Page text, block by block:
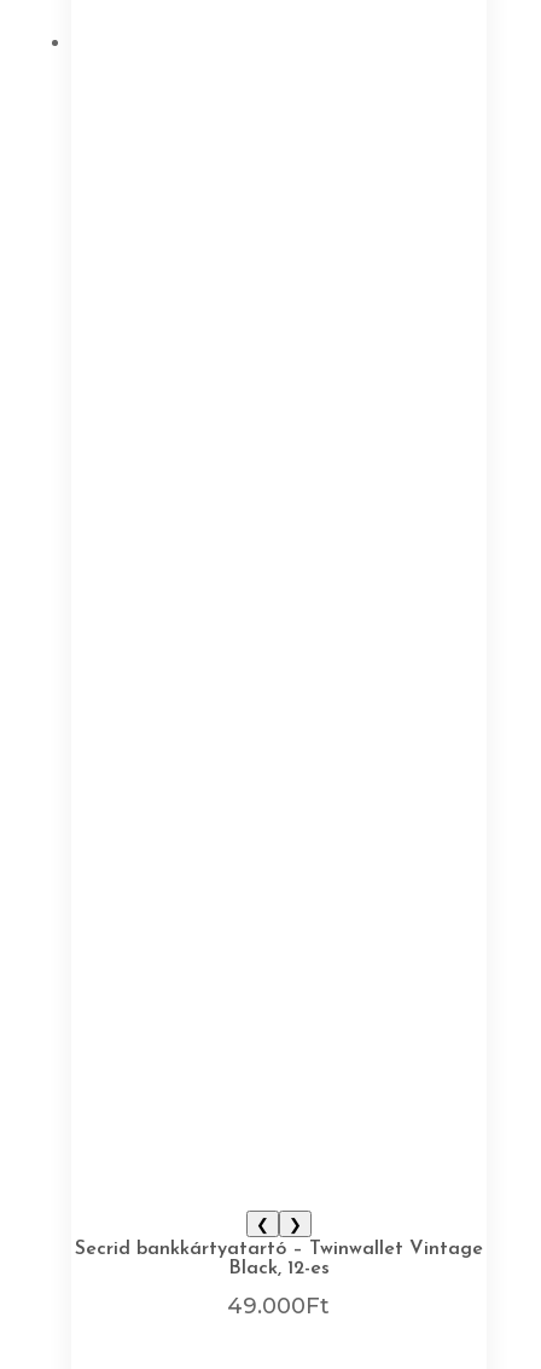
❮
❯
Secrid bankkártyatartó – Twinwallet Vintage
Black, 12-es
49.000Ft